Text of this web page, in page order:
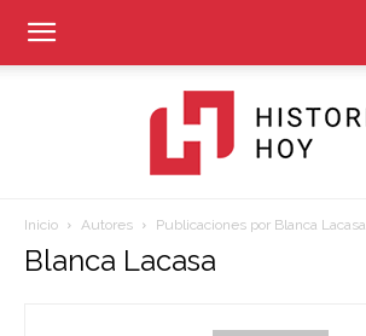
Historia
Inicio Autores Publicaciones por Blanca Lacasa
Blanca Lacasa